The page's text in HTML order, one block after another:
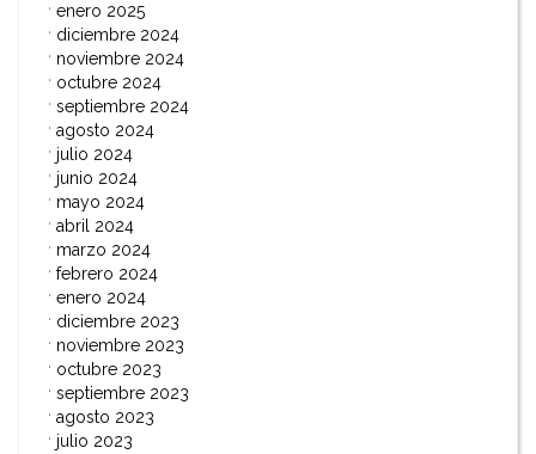
enero 2025
diciembre 2024
noviembre 2024
octubre 2024
septiembre 2024
agosto 2024
julio 2024
junio 2024
mayo 2024
abril 2024
marzo 2024
febrero 2024
enero 2024
diciembre 2023
noviembre 2023
octubre 2023
septiembre 2023
agosto 2023
julio 2023